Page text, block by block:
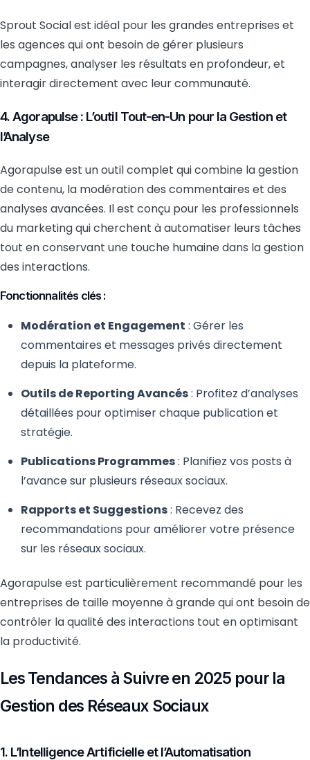
Sprout Social est idéal pour les grandes entreprises et
les agences qui ont besoin de gérer plusieurs
campagnes, analyser les résultats en profondeur, et
interagir directement avec leur communauté.
4. Agorapulse : L’outil Tout-en-Un pour la Gestion et
l’Analyse
Agorapulse est un outil complet qui combine la gestion
de contenu, la modération des commentaires et des
analyses avancées. Il est conçu pour les professionnels
du marketing qui cherchent à automatiser leurs tâches
tout en conservant une touche humaine dans la gestion
des interactions.
Fonctionnalités clés :
Modération et Engagement : Gérer les
commentaires et messages privés directement
depuis la plateforme.
Outils de Reporting Avancés: Profitez d’analyses
détaillées pour optimiser chaque publication et
stratégie.
Publications Programmes: Planifiez vos posts à
l’avance sur plusieurs réseaux sociaux.
Rapports et Suggestions: Recevez des
recommandations pour améliorer votre présence
sur les réseaux sociaux.
Agorapulse est particulièrement recommandé pour les
entreprises de taille moyenne à grande qui ont besoin de
contrôler la qualité des interactions tout en optimisant
la productivité.
Les Tendances à Suivre en 2025 pour la
Gestion des Réseaux Sociaux
1. L’Intelligence Artificielle et l’Automatisation